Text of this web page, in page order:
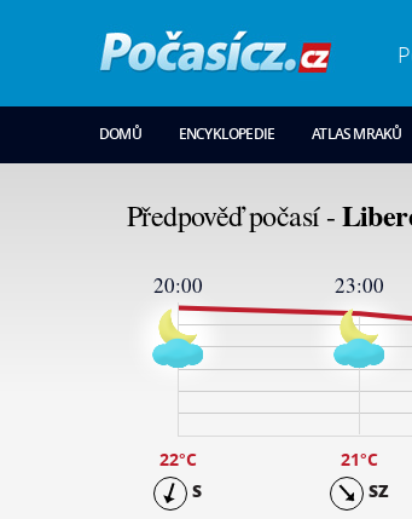
DOMŮ ENCYKLOPEDIE ATLAS MRAKŮ
Předpověď počasí -
20:00
22°C
S
23:00
21°C
SZ
23
19
15
11